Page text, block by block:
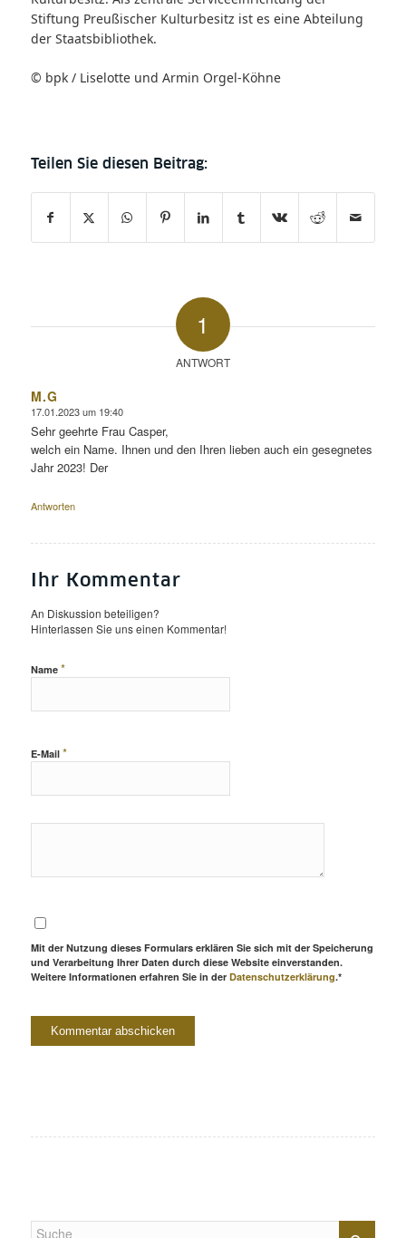
Stiftung Preußischer Kulturbesitz ist es eine Abteilung
der Staatsbibliothek.
© bpk / Liselotte und Armin Orgel-Köhne
1
ANTWORT
M.G
sagte:
17.01.2023 um 19:40
Sehr geehrte Frau Casper,
welch ein Name. Ihnen und den Ihren lieben auch ein gesegnetes
Jahr 2023! Der
Antworten
Ihr Kommentar
An Diskussion beteiligen?
Hinterlassen Sie uns einen Kommentar!
Name *
E-Mail *
Mit der Nutzung dieses Formulars erklären Sie sich mit der Speicherung
und Verarbeitung Ihrer Daten durch diese Website einverstanden.
Weitere Informationen erfahren Sie in der Datenschutzerklärung.*